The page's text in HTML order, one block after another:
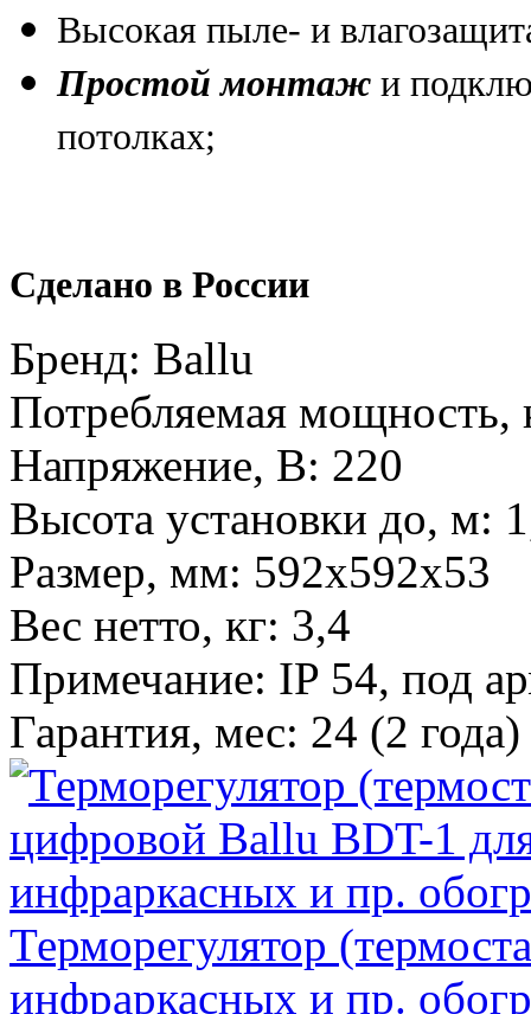
Высокая пыле- и
Простой монтаж и
потолках;
Сделано в России
Бренд: Ballu
Потребляемая мощность,
Напряжение, В: 220
Высота установки до, м:
Размер, мм: 592x592x53
Вес нетто, кг: 3,4
Примечание: IP 54, под
Гарантия, мес: 24 (2 года)
Терморегулятор
инфраркасных и пр.